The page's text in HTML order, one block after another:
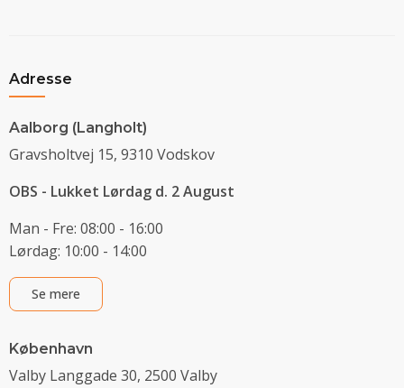
Adresse
Aalborg (Langholt)
Gravsholtvej 15, 9310 Vodskov
OBS - Lukket Lørdag d. 2 August
Man - Fre: 08:00 - 16:00
Lørdag: 10:00 - 14:00
Se mere
København
Valby Langgade 30, 2500 Valby